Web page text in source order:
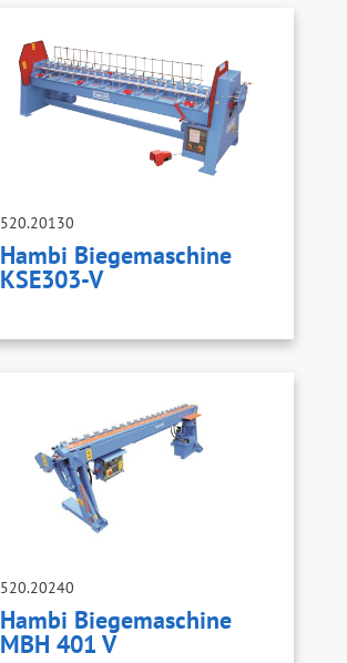
520.20130
Hambi Biegemaschine
KSE303-V
520.20240
Hambi Biegemaschine
MBH 401 V